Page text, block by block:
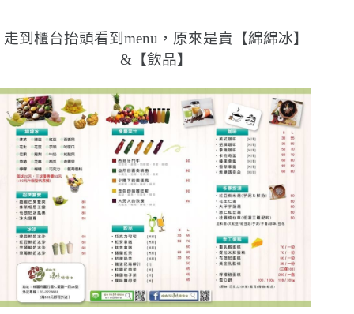
走到櫃台抬頭看到menu，原來是賣【綿綿冰】
&【飲品】